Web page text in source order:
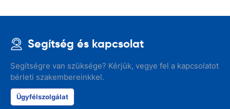
Segítség és kapcsolat
Segítségre van szüksége? Kérjük, vegye fel a kapcsolatot
bérleti szakembereinkkel.
Ügyfélszolgálat